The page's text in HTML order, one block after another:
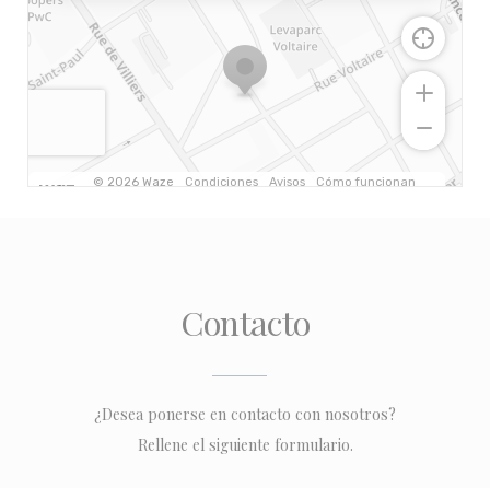
Contacto
¿Desea ponerse en contacto con nosotros?
Rellene el siguiente formulario.